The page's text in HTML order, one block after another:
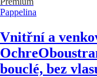
Pappelina
Vnitřní a
Ochre
bouclé, bez